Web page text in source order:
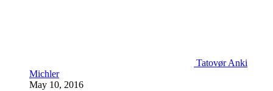
Tatovør Anki
Michler
May 10, 2016